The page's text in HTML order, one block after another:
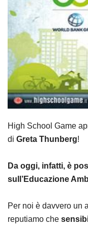
High School Game
di Greta Thunberg!
Da oggi, infatti, è
sull’Educazione
Per noi è davvero un
reputiamo che